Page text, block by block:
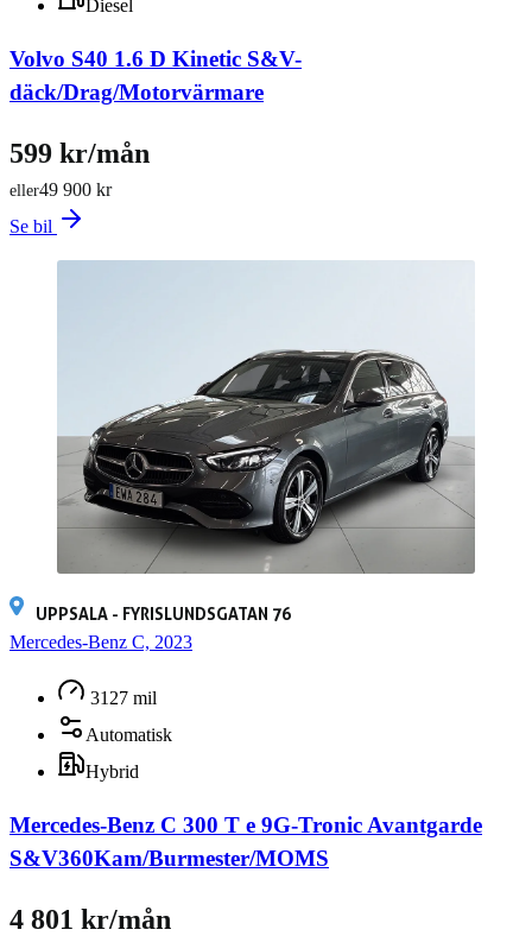
Diesel
Volvo S40 1.6 D Kinetic S&V-
däck/Drag/Motorvärmare
49 900 kr
eller
599 kr/mån
Se bil
UPPSALA - FYRISLUNDSGATAN 76
Mercedes-Benz C, 2023
3127 mil
Automatisk
Hybrid
Mercedes-Benz C 300 T e 9G-Tronic Avantgarde
S&V360Kam/Burmester/MOMS
4 801 kr/mån